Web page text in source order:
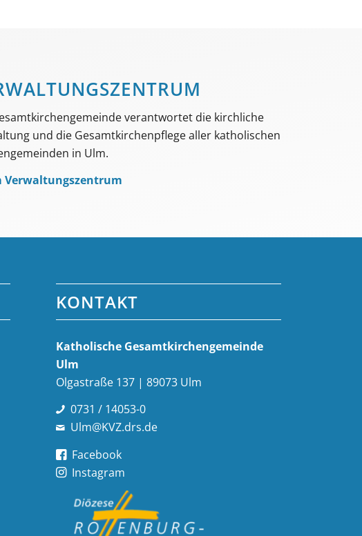
verantwortet die kirchliche
und die Gesamtkirchenpflege aller katholischen
in Ulm.
Verwaltungszentrum
KONTAKT
Katholische Gesamt­kirchen­gemeinde
Ulm
Olgastraße 137 | 89073 Ulm
0731 / 14053-0
Ulm@KVZ.drs.de
Facebook
Instagram